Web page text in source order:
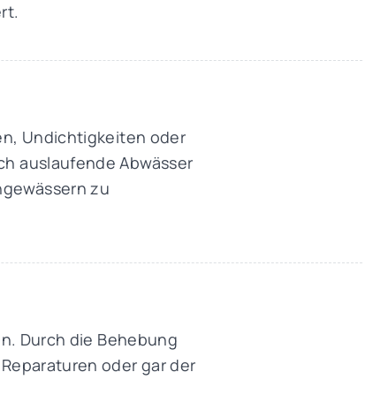
Undichtigkeiten oder
auslaufende Abwässer
zu
Durch die Behebung
oder gar der